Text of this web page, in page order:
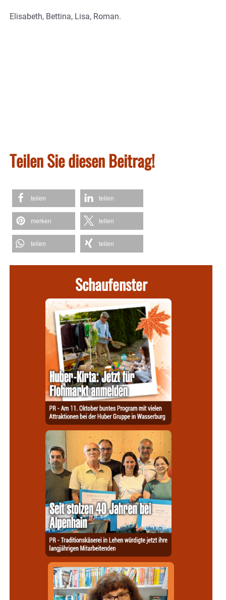
Elisabeth, Bettina, Lisa, Roman.
Teilen Sie diesen Beitrag!
teilen teilen
merken teilen
teilen teilen
Schaufenster